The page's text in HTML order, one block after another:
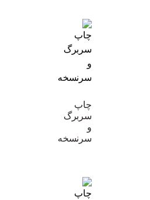
چاپ
سربرگ
و
سرنسخه